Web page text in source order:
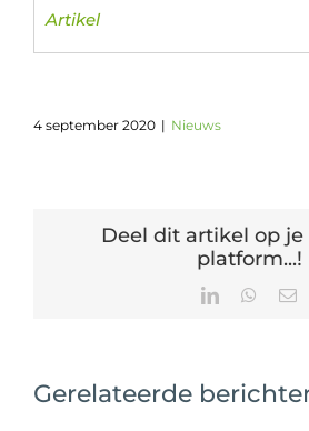
Artikel
4 september 2020 | Nieuws
Deel dit artikel op
platform...!
LinkedIn
E-
Gerelateerde